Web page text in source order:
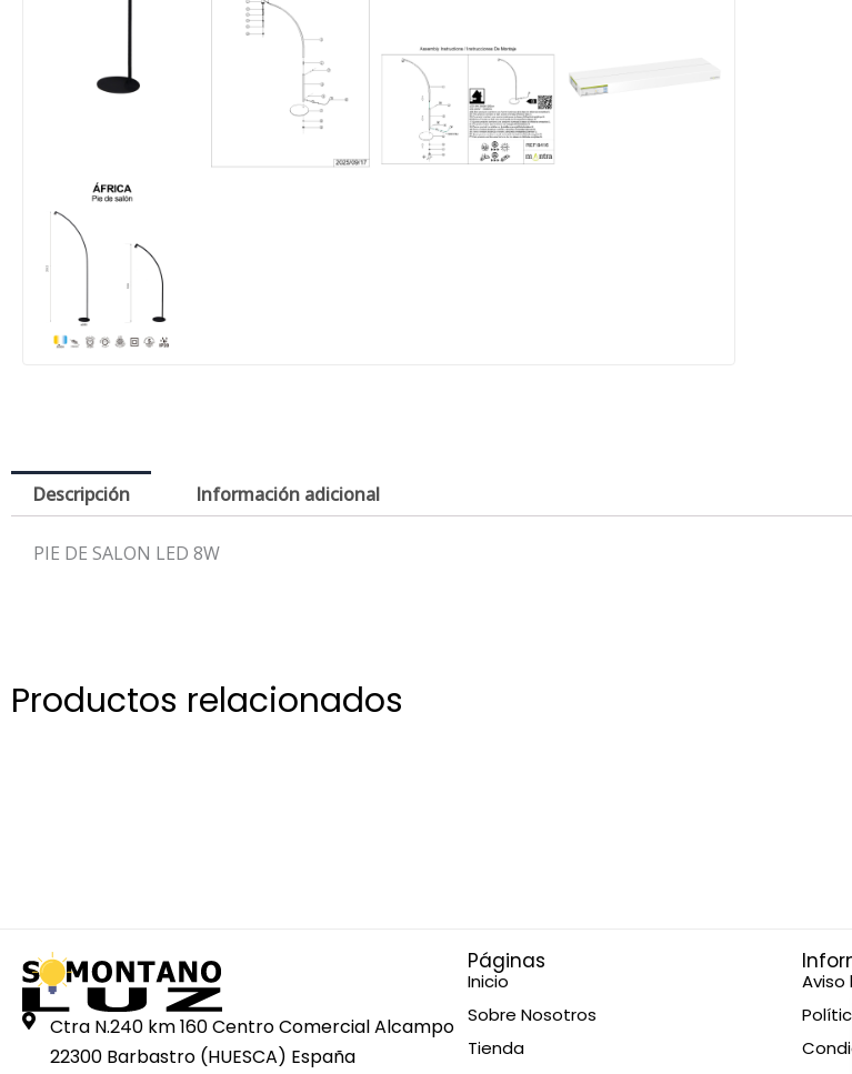
Descripción Información adicional
PIE DE SALON LED 8W
Productos relacionados
Ctra N.240 km 160 Centro Comercial Alcampo
22300 Barbastro (HUESCA) España
Páginas
Inicio
Sobre Nosotros
Tienda
Aviso